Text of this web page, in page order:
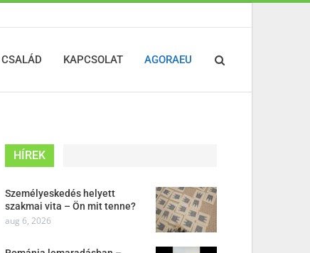
CSALÁD KAPCSOLAT AGORAEU
HÍREK
Személyeskedés helyett
szakmai vita – Ön mit tenne?
aug 6, 2026